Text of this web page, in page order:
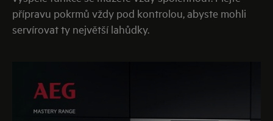
přípravu pokrmů vždy pod kontrolou, abyste mohli
servírovat ty největší lahůdky.